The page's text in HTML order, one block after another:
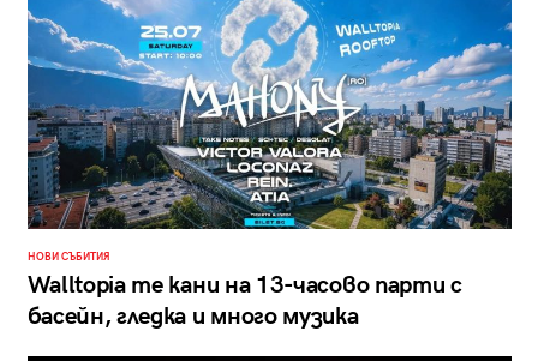
НОВИ СЪБИТИЯ
Walltopia те кани на 13-часово парти с
басейн, гледка и много музика